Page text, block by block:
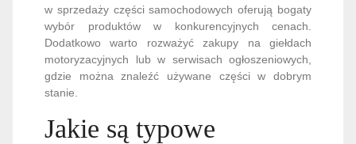
w sprzedaży części samochodowych oferują bogaty
wybór produktów w konkurencyjnych cenach.
Dodatkowo warto rozważyć zakupy na giełdach
motoryzacyjnych lub w serwisach ogłoszeniowych,
gdzie można znaleźć używane części w dobrym
stanie.
Jakie są typowe